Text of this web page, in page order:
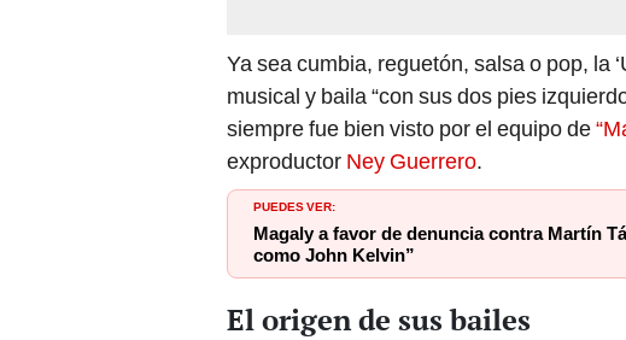
Ya sea cumbia, reguetón, salsa o pop, la
musical y baila “con sus dos pies
siempre fue bien visto por el equipo de
exproductor Ney Guerrero.
PUEDES VER:
Magaly a favor de denuncia contra Martín
como John Kelvin”
El origen de sus bailes